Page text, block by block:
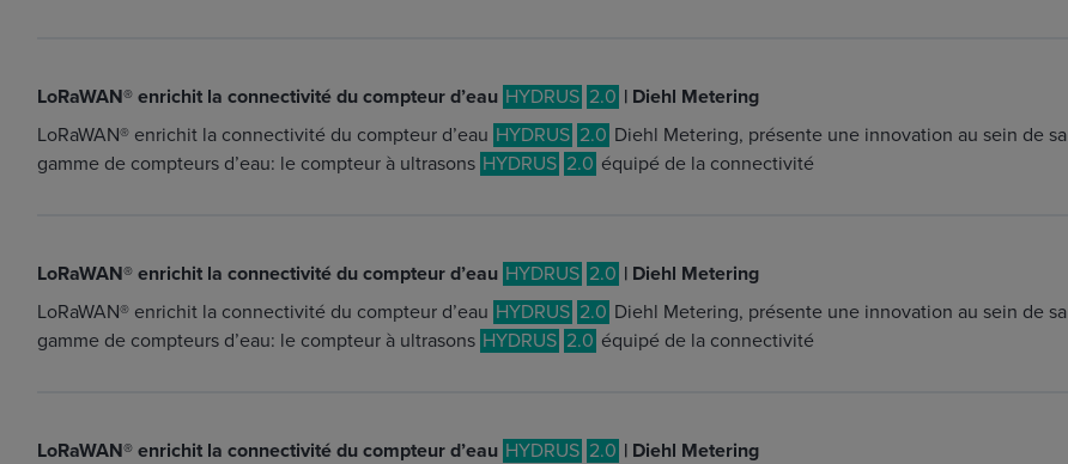
LoRaWAN® enrichit la connectivité du compteur d’eau HYDRUS 2.0 | Diehl Metering
LoRaWAN® enrichit la connectivité du compteur d’eau HYDRUS 2.0 Diehl Metering, présente une innovation au sein de sa
gamme de compteurs d’eau: le compteur à ultrasons HYDRUS 2.0 équipé de la connectivité
LoRaWAN® enrichit la connectivité du compteur d’eau HYDRUS 2.0 | Diehl Metering
LoRaWAN® enrichit la connectivité du compteur d’eau HYDRUS 2.0 Diehl Metering, présente une innovation au sein de sa
gamme de compteurs d’eau: le compteur à ultrasons HYDRUS 2.0 équipé de la connectivité
LoRaWAN® enrichit la connectivité du compteur d’eau HYDRUS 2.0 | Diehl Metering